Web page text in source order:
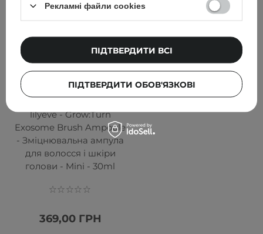
lilyeve - Grow:Turn
Exosome Brush Ampoule
- Зміцнювальна ампула
для волосся і шкіри
голови - Mini - 30ml
369,00 ГРН
Рекламні файли cookies
ПІДТВЕРДИТИ ОБОВ'ЯЗКОВІ
ПІДТВЕРДИТИ ВСІ